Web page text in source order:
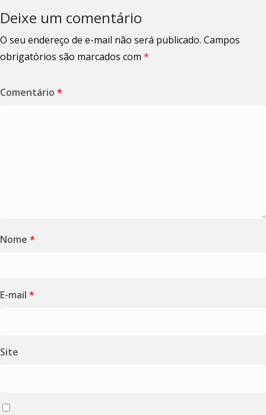
Deixe um comentário
O seu endereço de e-mail não será publicado. Campos
obrigatórios são marcados com *
Comentário *
Nome *
E-mail *
Site